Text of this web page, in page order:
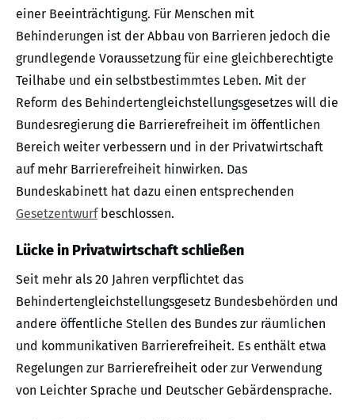
einer Beeinträchtigung. Für Menschen mit
Behinderungen ist der Abbau von Barrieren jedoch die
grundlegende Voraussetzung für eine gleichberechtigte
Teilhabe und ein selbstbestimmtes Leben. Mit der
Reform des Behindertengleichstellungsgesetzes will die
Bundesregierung die Barrierefreiheit im öffentlichen
Bereich weiter verbessern und in der Privatwirtschaft
auf mehr Barrierefreiheit hinwirken. Das
Bundeskabinett hat dazu einen entsprechenden
Gesetzentwurfbeschlossen.
Lücke in Privatwirtschaft schließen
Seit mehr als 20 Jahren verpflichtet das
Behindertengleichstellungsgesetz Bundesbehörden und
andere öffentliche Stellen des Bundes zur räumlichen
und kommunikativen Barrierefreiheit. Es enthält etwa
Regelungen zur Barrierefreiheit oder zur Verwendung
von Leichter Sprache und Deutscher Gebärdensprache.